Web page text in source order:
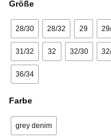
Größe
28/30 28/32 29
31/32 32 32/30
36/34
Farbe
grey denim